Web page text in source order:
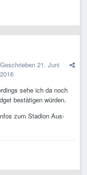
Geschrieben 21. Juni
2016
sehe ich da noch
bestàtigen würden.
zum Stadion Aus-